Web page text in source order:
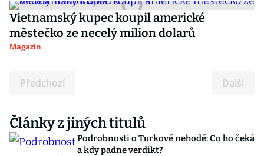
Vietnamský kupec koupil americké
městečko ze necelý milion dolarů
Magazín
Předchozí Další
Články z jiných titulů
Podrobnosti o Turkově nehodě: Co ho čeká
a kdy padne verdikt?